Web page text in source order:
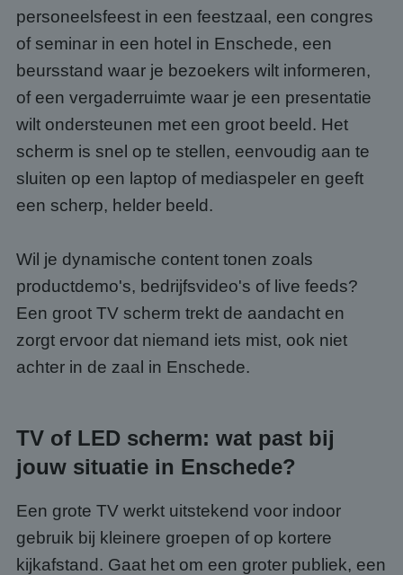
personeelsfeest in een feestzaal, een congres
of seminar in een hotel in Enschede, een
beursstand waar je bezoekers wilt informeren,
of een vergaderruimte waar je een presentatie
wilt ondersteunen met een groot beeld. Het
scherm is snel op te stellen, eenvoudig aan te
sluiten op een laptop of mediaspeler en geeft
een scherp, helder beeld.
Wil je dynamische content tonen zoals
productdemo's, bedrijfsvideo's of live feeds?
Een groot TV scherm trekt de aandacht en
zorgt ervoor dat niemand iets mist, ook niet
achter in de zaal in Enschede.
TV of LED scherm: wat past bij
jouw situatie in Enschede?
Een grote TV werkt uitstekend voor indoor
gebruik bij kleinere groepen of op kortere
kijkafstand. Gaat het om een groter publiek, een